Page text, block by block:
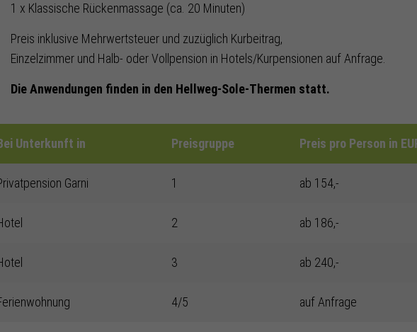
1 x Klassische Rückenmassage (ca. 20 Minuten)
Preis inklusive Mehrwertsteuer und zuzüglich Kurbeitrag,
Einzelzimmer und Halb- oder Vollpension in Hotels/Kurpensionen auf Anfrage.
Die Anwendungen finden in den Hellweg-Sole-Thermen statt.
Unterkunft in Preisgruppe Preis pro Person in
Garni 1 ab 154,-
2 ab 186,-
3 ab 240,-
4/5 auf Anfrage